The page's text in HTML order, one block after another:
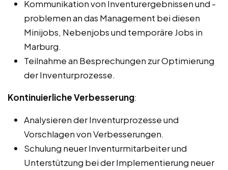
Kommunikation von Inventurergebnissen und -
problemen an das Management bei diesen
Minijobs, Nebenjobs und temporäre Jobs in
Marburg.
Teilnahme an Besprechungen zur Optimierung
der Inventurprozesse.
Kontinuierliche Verbesserung:
Analysieren der Inventurprozesse und
Vorschlagen von Verbesserungen.
Schulung neuer Inventurmitarbeiter und
Unterstützung bei der Implementierung neuer